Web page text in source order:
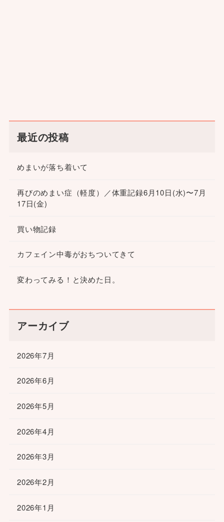
最近の投稿
めまいが落ち着いて
再びのめまい症（軽度）／体重記録6月10日(水)〜7月
17日(金)
買い物記録
カフェイン中毒がおちついてきて
変わってみる！と決めた日。
アーカイブ
2026年7月
2026年6月
2026年5月
2026年4月
2026年3月
2026年2月
2026年1月